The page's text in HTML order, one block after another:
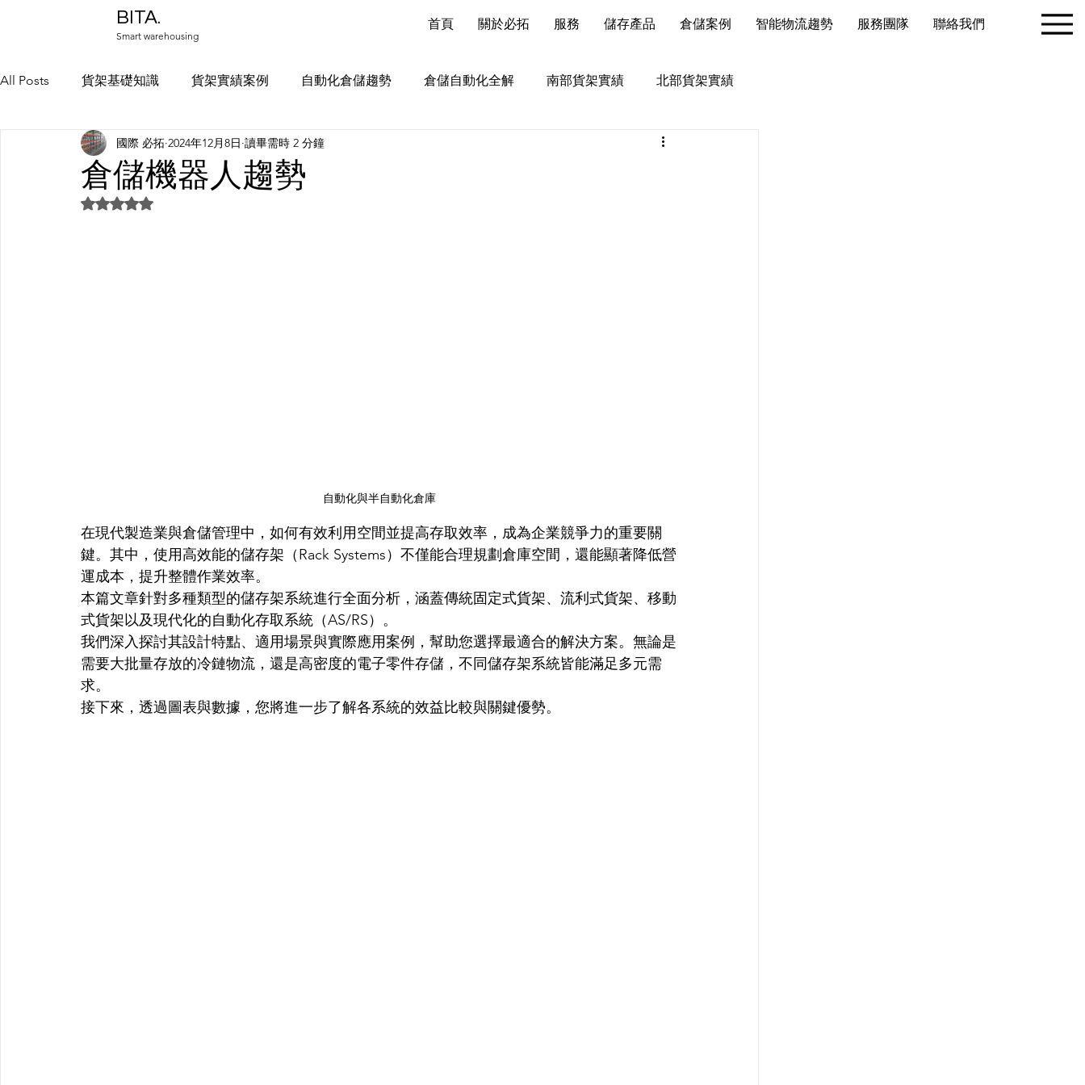
BITA.
Smart warehousing
首頁 關於必拓 服務 儲存產品 倉儲案例 智能物流趨勢 服務團隊 聯絡我們
All Posts 貨架基礎知識 貨架實績案例 自動化倉儲趨勢 倉儲自動化全解 南部貨架實績 北部貨架實績
中部貨架實績 物料架規劃 冷凍庫倉儲規劃
倉儲機器人趨勢
國際 必拓 2024年12月8日 讀畢需時 2 分鐘
評等為 NaN（最高為 5 顆星）。
自動化與半自動化倉庫
在現代製造業與倉儲管理中，如何有效利用空間並提高存取效率，成為企業競爭力的重要關
鍵。其中，使用高效能的儲存架（Rack Systems）不僅能合理規劃倉庫空間，還能顯著降低營
運成本，提升整體作業效率。
本篇文章針對多種類型的儲存架系統進行全面分析，涵蓋傳統固定式貨架、流利式貨架、移動
式貨架以及現代化的自動化存取系統（AS/RS）。
我們深入探討其設計特點、適用場景與實際應用案例，幫助您選擇最適合的解決方案。無論是
需要大批量存放的冷鏈物流，還是高密度的電子零件存儲，不同儲存架系統皆能滿足多元需
求。
接下來，透過圖表與數據，您將進一步了解各系統的效益比較與關鍵優勢。